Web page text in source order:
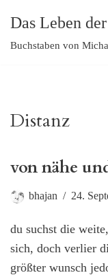
Zum
Das Leben
Buchstaben von
Distanz
von nähe
bhajan 24.
du suchst die
sich, doch verlier
größter wunsch